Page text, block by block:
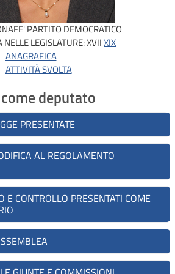
PARTITO DEMOCRATICO
NELLE LEGISLATURE:XVIIXIX
ANAGRAFICA
ATTIVITÀ SVOLTA
deputato
PRESENTATE
AL REGOLAMENTO
E CONTROLLO PRESENTATI COME